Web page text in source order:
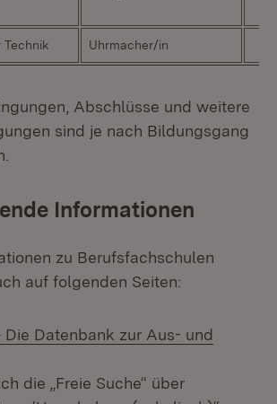
Technik Uhrmacher/in
Abschlüsse und weitere
sind je nach Bildungsgang
Informationen
zu Berufsfachschulen
auf folgenden Seiten:
Die Datenbank zur Aus- und
die „Freie Suche“ über